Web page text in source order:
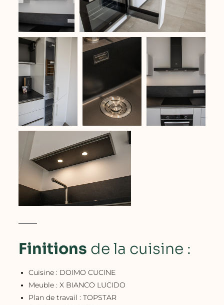
Finitions de la cuisine :
Cuisine : DOIMO CUCINE
Meuble : X BIANCO LUCIDO
Plan de travail : TOPSTAR